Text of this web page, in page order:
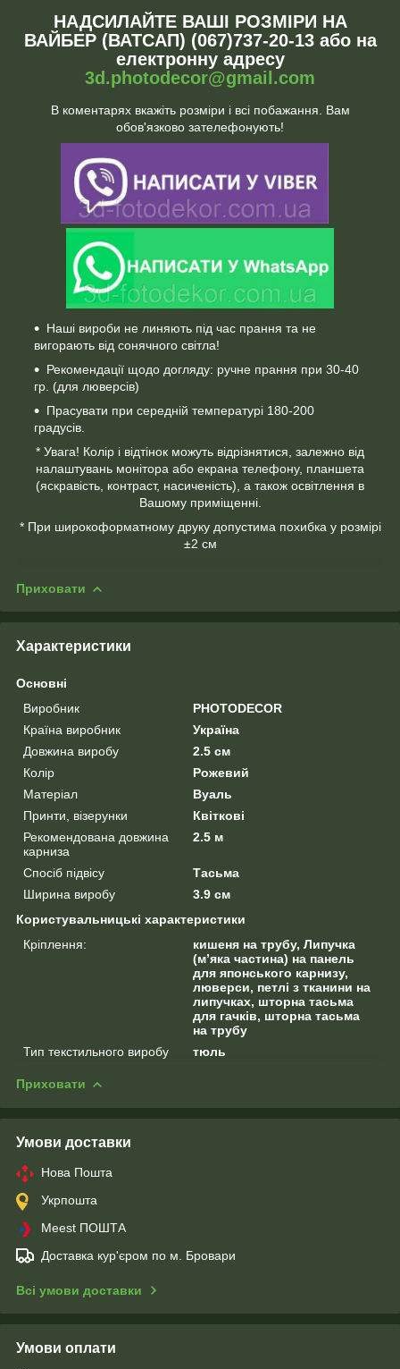
НАДСИЛАЙТЕ ВАШІ РОЗМІРИ НА
ВАЙБЕР (ВАТСАП) (067)737-20-13 або на
електронну адресу
3d.photodecor@gmail.com
В коментарях вкажіть розміри і всі побажання. Вам
обов'язково зателефонують!
Наші вироби не линяють під час прання та не
вигорають від сонячного світла!
Рекомендації щодо догляду: ручне прання при 30-40
гр. (для люверсів)
Прасувати при середній температурі 180-200
градусів.
* Увага! Колір і відтінок можуть відрізнятися, залежно від
налаштувань монітора або екрана телефону, планшета
(яскравість, контраст, насиченість), а також освітлення в
Вашому приміщенні.
* При широкоформатному друку допустима похибка у розмірі
±2 см
Приховати
Характеристики
Основні
Виробник
PHOTODECOR
Країна виробник
Україна
Довжина виробу
2.5 см
Колір
Рожевий
Матеріал
Вуаль
Принти, візерунки
Квіткові
Рекомендована довжина
карниза
2.5 м
Спосіб підвісу
Тасьма
Ширина виробу
3.9 см
Користувальницькі характеристики
Кріплення:
кишеня на трубу, Липучка
(м’яка частина) на панель
для японського карнизу,
люверси, петлі з тканини на
липучках, шторна тасьма
для гачків, шторна тасьма
на трубу
Тип текстильного виробу
тюль
Приховати
Умови доставки
Нова Пошта
Укрпошта
Meest ПОШТА
Доставка кур'єром по м. Бровари
Всі умови доставки
Умови оплати